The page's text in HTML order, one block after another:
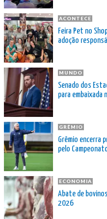
ACONTECE
Feira Pet no
adoção
MUNDO
Senado dos
para embaixada
GRÊMIO
Grêmio encerra
pelo
ECONOMIA
Abate de
2026